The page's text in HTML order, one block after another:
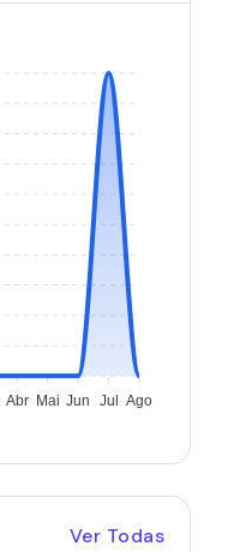
Abr Mai Jun Jul Ago
Ver Todas